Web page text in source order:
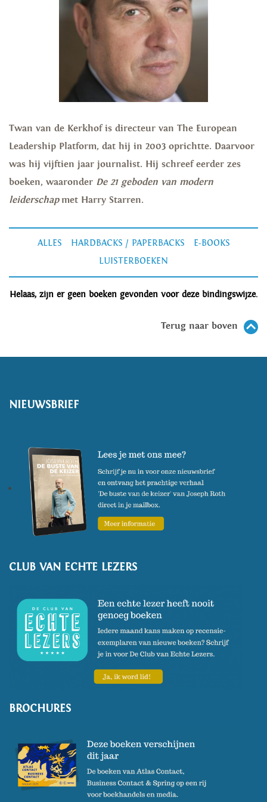
Twan van de Kerkhof is directeur van The European
Leadership Platform, dat hij in 2003 oprichtte. Daarvoor
was hij vijftien jaar journalist. Hij schreef eerder zes
boeken, waaronder De 21 geboden van modern
leiderschapmet Harry Starren.
ALLES HARDBACKS / PAPERBACKS
E-BOOKS
LUISTERBOEKEN
Helaas, zijn er geen boeken gevonden voor deze bindingswijze.
Terug naar boven
NIEUWSBRIEF
CLUB VAN ECHTE LEZERS
BROCHURES